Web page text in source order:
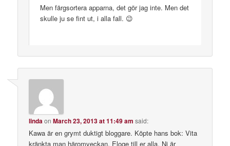
Men färgsortera apparna, det gör jag inte. Men det
skulle ju se fint ut, i alla fall. 😉
lindaonMarch 23, 2013 at 11:49 am said:
Kawa är en grymt duktigt bloggare. Köpte hans bok: Vita
kränkta man häromveckan. Eloge till er alla. Ni är